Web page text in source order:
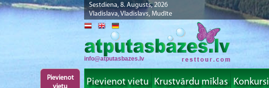
Sestdiena, 8. Augusts, 2026
Vladislava, Vladislavs, Mudīte
Pievienot
info@atputasbazes.lv
Pievienot vietu Krustvārdu mīklas Konkursi